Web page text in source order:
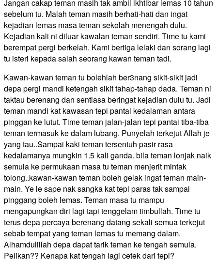
Jangan cakap teman masih tak ambil ikhtibar lemas 10 tahun
sebelum tu. Malah teman masih berhati-hati dan ingat
kejadian lemas masa teman sekolah menengah dulu.
Kejadian kali ni diluar kawalan teman sendiri. Time tu kami
berempat pergi berkelah. Kami bertiga lelaki dan sorang lagi
tu isteri kepada salah seorang kawan teman tadi.
Kawan-kawan teman tu ​bolehlah ber3nang sikit-sikit jadi
depa pergi mandi ketengah sikit tahap-tahap dada. Teman ni
taktau berenang dan sentiasa beringat kejadian dulu tu. Jadi
teman mandi kat kawasan tepi pantai kedalaman antara
pinggan ke lutut. Time teman jalan-jalan tepi pantai tiba-tiba
teman termasuk ke dalam lubang. Punyelah terkejut Allah je
yang tau..Sampai kaki teman tersentuh pasir rasa
kedalamanya mungkin 1.5 kali ganda. bila teman lonjak naik
semula ke permukaan masa tu teman menjerit mintak
tolong..kawan-kawan teman boleh gelak ingat teman main-
main. Ye le sape nak sangka kat tepi paras tak sampai
pinggang boleh lemas. Teman masa tu mampu
mengapungkan diri lagi tapi tenggelam timbullah. Time tu
terus depa percaya berenang datang sekali semua terkejut
sebab tempat yang teman lemas tu memang dalam.
Alhamdulillah depa dapat tarik teman ke tengah semula.
Pelikan?? Kenapa kat tengah lagi cetek dari tepi?